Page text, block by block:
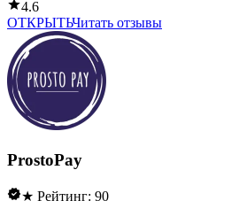
4.6
ОТКРЫТЬЧитать отзывы
ProstoPay
★ Рейтинг: 90